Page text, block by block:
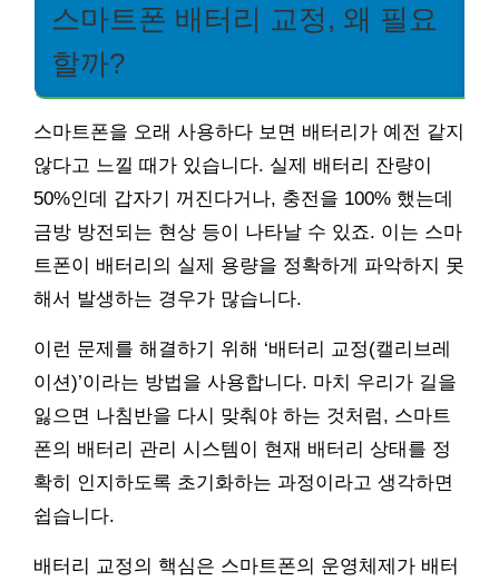
스마트폰 배터리 교정, 왜 필요
할까?
스마트폰을 오래 사용하다 보면 배터리가 예전 같지
않다고 느낄 때가 있습니다. 실제 배터리 잔량이
50%인데 갑자기 꺼진다거나, 충전을 100% 했는데
금방 방전되는 현상 등이 나타날 수 있죠. 이는 스마
트폰이 배터리의 실제 용량을 정확하게 파악하지 못
해서 발생하는 경우가 많습니다.
이런 문제를 해결하기 위해 ‘배터리 교정(캘리브레
이션)’이라는 방법을 사용합니다. 마치 우리가 길을
잃으면 나침반을 다시 맞춰야 하는 것처럼, 스마트
폰의 배터리 관리 시스템이 현재 배터리 상태를 정
확히 인지하도록 초기화하는 과정이라고 생각하면
쉽습니다.
배터리 교정의 핵심은 스마트폰의 운영체제가 배터